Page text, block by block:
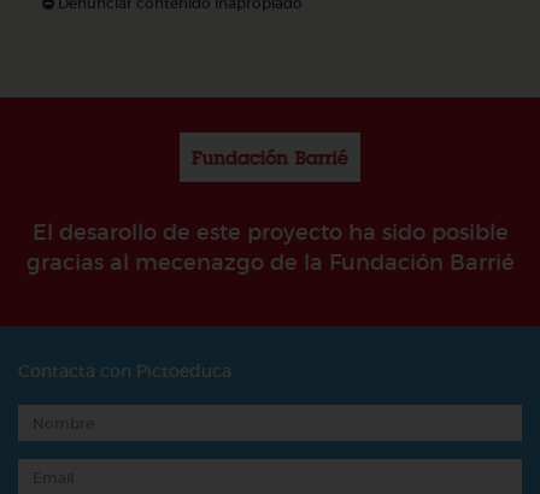
El desarollo de este proyecto ha sido posible
gracias al mecenazgo de la Fundación Barrié
Contacta con Pictoeduca